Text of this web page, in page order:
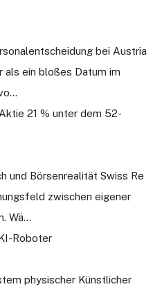
bei Austria
als ein bloßes Datum im
21 % unter dem 52-
und Börsenrealität Swiss Re
zwischen eigener
Wä...
Roboter
physischer Künstlicher